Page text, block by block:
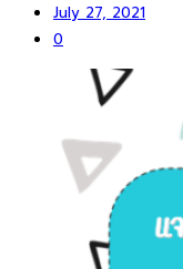
July 27, 2021
0